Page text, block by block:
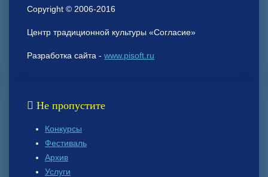
Copyright © 2006-2016
Центр традиционной культуры «Согласие»
Разработка сайта - www.pisoft.ru
Не пропустите
Конкурсы
Фестиваль
Архив
Услуги